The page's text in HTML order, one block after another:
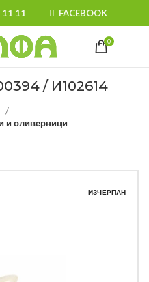
11 FACEBOOK
0
/ И102614
и оливерници
ИЗЧЕРПАН